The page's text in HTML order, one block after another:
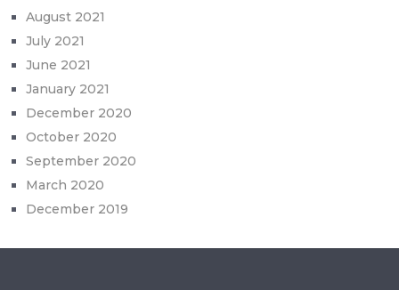
August 2021
July 2021
June 2021
January 2021
December 2020
October 2020
September 2020
March 2020
December 2019